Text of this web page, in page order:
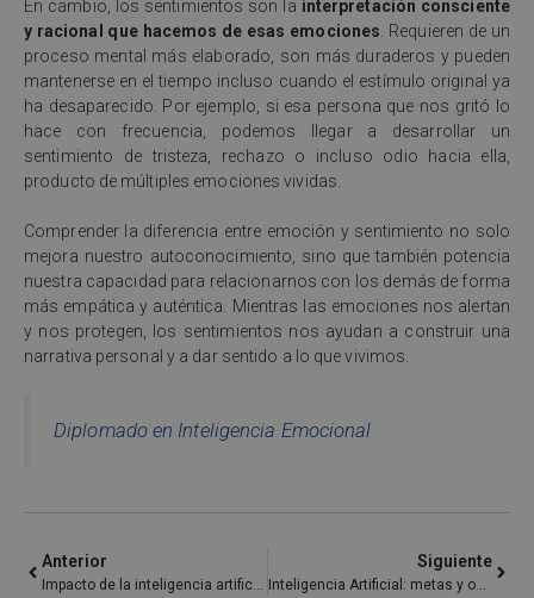
En cambio, los sentimientos son la interpretación consciente
y racional que hacemos de esas emociones. Requieren de un
proceso mental más elaborado, son más duraderos y pueden
mantenerse en el tiempo incluso cuando el estímulo original ya
ha desaparecido. Por ejemplo, si esa persona que nos gritó lo
hace con frecuencia, podemos llegar a desarrollar un
sentimiento de tristeza, rechazo o incluso odio hacia ella,
producto de múltiples emociones vividas.
Comprender la diferencia entre emoción y sentimiento no solo
mejora nuestro autoconocimiento, sino que también potencia
nuestra capacidad para relacionarnos con los demás de forma
más empática y auténtica. Mientras las emociones nos alertan
y nos protegen, los sentimientos nos ayudan a construir una
narrativa personal y a dar sentido a lo que vivimos.
Diplomado en Inteligencia Emocional
Anterior Siguiente
Inteligencia Artificial: metas y objetivos clave